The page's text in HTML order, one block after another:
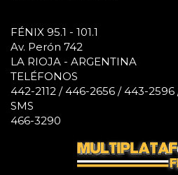
FÉNIX 95.1 - 101.1
Av. Perón 742
LA RIOJA - ARGENTINA
TELÉFONOS
442-2112 / 446-2656 / 443-
SMS
466-3290